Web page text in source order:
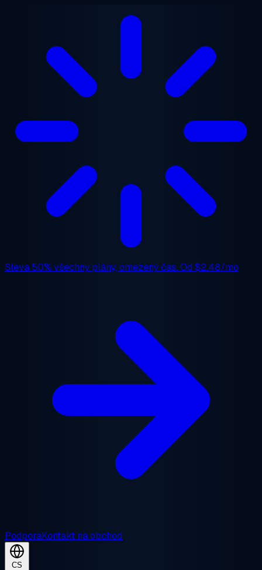
Sleva 50% všechny plány, omezený čas. Od $2.48/mo
PodporaKontakt na obchod
CS